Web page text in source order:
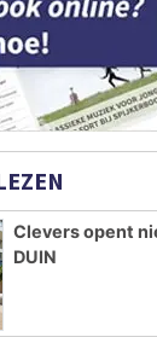
Clevers opent
DUIN